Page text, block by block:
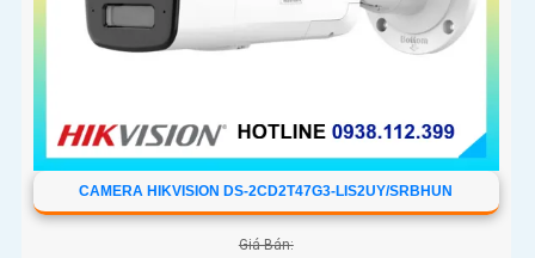
CAMERA HIKVISION DS-2CD2T47G3-LIS2UY/SRBHUN
Giá Bán: